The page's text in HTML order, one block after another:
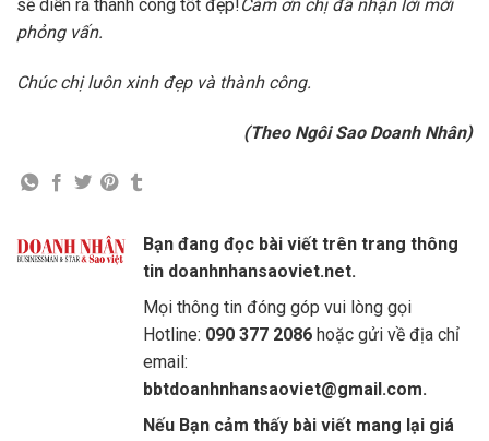
sẽ diễn ra thành công tốt đẹp!Cảm ơn chị đã nhận lời mời
phỏng vấn.
Chúc chị luôn xinh đẹp và thành công.
(Theo Ngôi Sao Doanh Nhân)
Bạn đang đọc bài viết trên trang thông
tin doanhnhansaoviet.net.
Mọi thông tin đóng góp vui lòng gọi
Hotline: 090 377 2086 hoặc gửi về địa chỉ
email:
bbtdoanhnhansaoviet@gmail.com.
Nếu Bạn cảm thấy bài viết mang lại giá